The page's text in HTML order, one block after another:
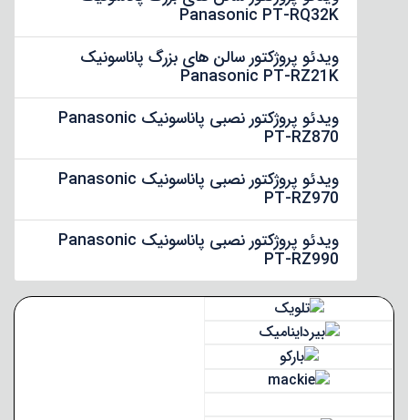
Panasonic PT-RQ32K
ویدئو پروژکتور سالن های بزرگ پاناسونیک
Panasonic PT-RZ21K
ویدئو پروژکتور نصبی پاناسونیک Panasonic
PT-RZ870
ویدئو پروژکتور نصبی پاناسونیک Panasonic
PT-RZ970
ویدئو پروژکتور نصبی پاناسونیک Panasonic
PT-RZ990